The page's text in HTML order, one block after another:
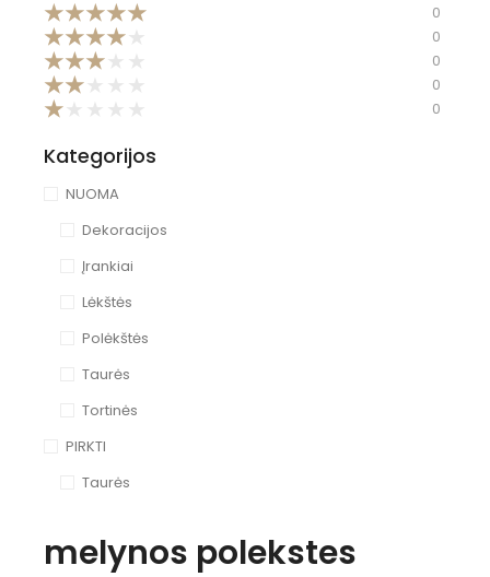
★★★★★ 0
★★★★ 0
★★★ 0
★★ 0
★ 0
Kategorijos
NUOMA
Dekoracijos
Įrankiai
Lėkštės
Polėkštės
Taurės
Tortinės
PIRKTI
Taurės
melynos polekstes